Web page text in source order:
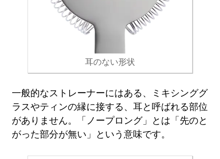
耳のない形状
一般的なストレーナーにはある、ミキシンググ
ラスやティンの縁に接する、耳と呼ばれる部位
がありません。「ノープロング」とは「先のと
がった部分が無い」という意味です。